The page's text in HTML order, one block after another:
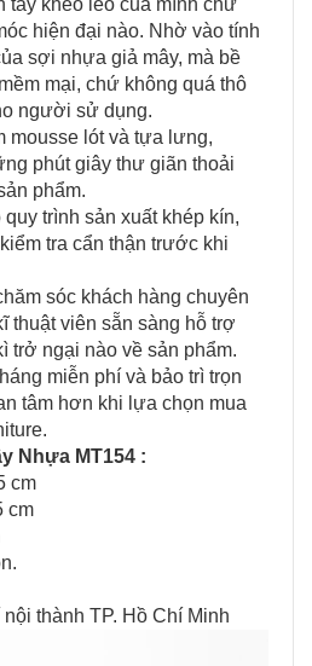
hiện đại nào. Nhờ vào tính
sợi nhựa giả mây, mà bề
mại, chứ không quá thô
người sử dụng.
mousse lót và tựa lưng,
phút giây thư giãn thoải
phẩm.
trình sản xuất khép kín,
tra cẩn thận trước khi
sóc khách hàng chuyên
thuật viên sẵn sàng hỗ trợ
trở ngại nào về sản phẩm.
miễn phí và bảo trì trọn
tâm hơn khi lựa chọn mua
Nhựa MT154 :
cm
cm​
nội thành TP. Hồ Chí Minh